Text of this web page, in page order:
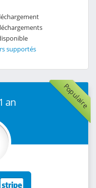
supportés
Populaire
an